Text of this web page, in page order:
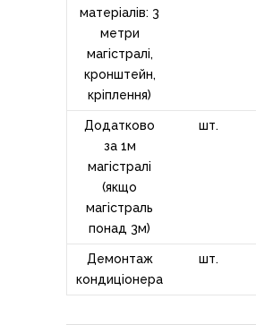
матеріалів: 3
метри
магістралі,
кронштейн,
кріплення)
Додатково
за 1м
магістралі
(якщо
магістраль
понад 3м)
шт.
Демонтаж
кондиціонера
шт.